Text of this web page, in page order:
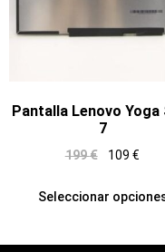
Pantalla Lenovo Yoga
7
199€ 109€
Seleccionar